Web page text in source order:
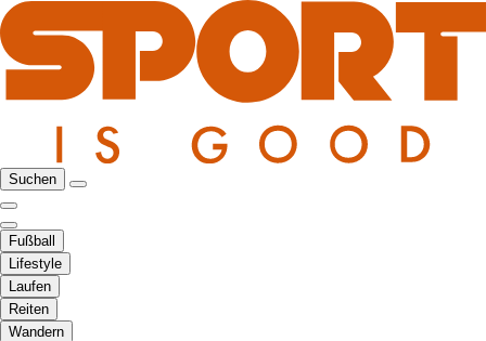
Suchen
Fußball
Lifestyle
Laufen
Reiten
Wandern